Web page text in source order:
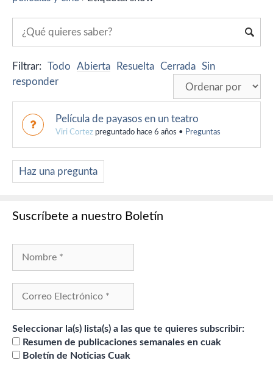
Filtrar: Todo Abierta Resuelta Cerrada Sin
responder
Película de payasos en un teatro
Viri Cortez preguntado hace 6 años • Preguntas
Haz una pregunta
Suscríbete a nuestro Boletín
Seleccionar la(s) lista(s) a las que te quieres subscribir:
Resumen de publicaciones semanales en cuak
Boletín de Noticias Cuak